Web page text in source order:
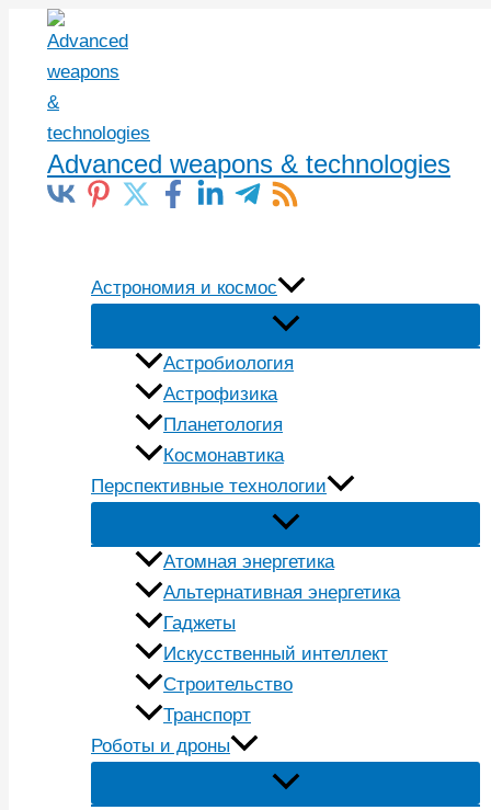
Перейти
содержимому
Advanced weapons & technologies
Астрономия и космос
Астробиология
Астрофизика
Планетология
Космонавтика
Перспективные технологии
Атомная энергетика
Альтернативная энергетика
Гаджеты
Искусственный интеллект
Строительство
Транспорт
Роботы и дроны